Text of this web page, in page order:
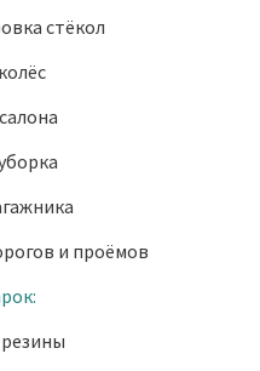
стёкол
и проёмов